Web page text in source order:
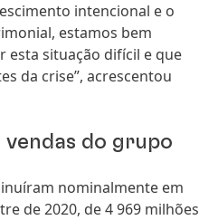
intencional e o
estamos bem
esta situação difícil e que
da crise”, acrescentou
vendas do grupo
nominalmente em
de 2020, de 4 969 milhões